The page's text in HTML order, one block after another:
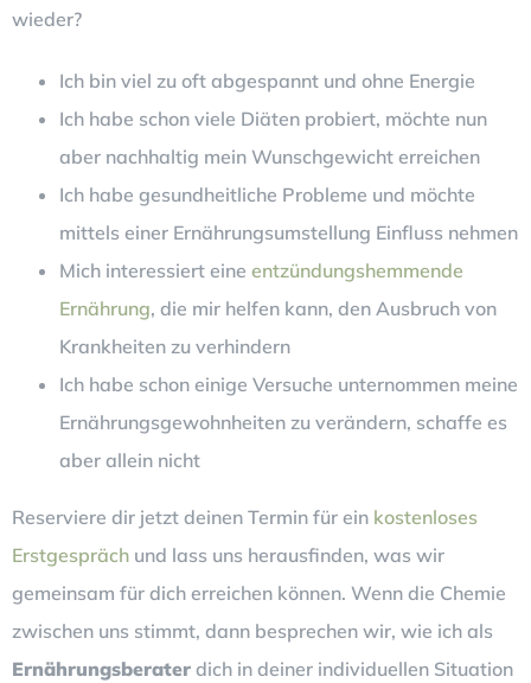
wieder?
Ich bin viel zu oft abgespannt und ohne Energie
Ich habe schon viele Diäten probiert, möchte nun
aber nachhaltig mein Wunschgewicht erreichen
Ich habe gesundheitliche Probleme und möchte
mittels einer Ernährungsumstellung Einfluss nehmen
Mich interessiert eine entzündungshemmende
Ernährung, die mir helfen kann, den Ausbruch von
Krankheiten zu verhindern
Ich habe schon einige Versuche unternommen meine
Ernährungsgewohnheiten zu verändern, schaffe es
aber allein nicht
Reserviere dir jetzt deinen Termin für ein kostenloses
Erstgespräch und lass uns herausfinden, was wir
gemeinsam für dich erreichen können. Wenn die Chemie
zwischen uns stimmt, dann besprechen wir, wie ich als
Ernährungsberater dich in deiner individuellen Situation